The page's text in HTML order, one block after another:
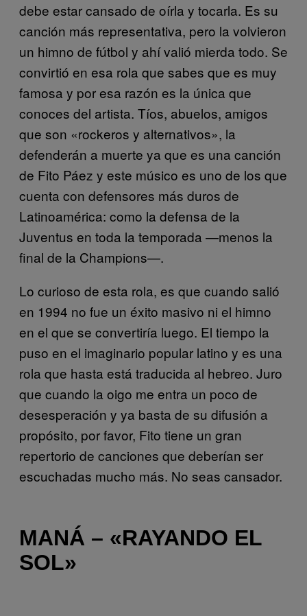
debe estar cansado de oírla y tocarla. Es su
canción más representativa, pero la volvieron
un himno de fútbol y ahí valió mierda todo. Se
convirtió en esa rola que sabes que es muy
famosa y por esa razón es la única que
conoces del artista. Tíos, abuelos, amigos
que son «rockeros y alternativos», la
defenderán a muerte ya que es una canción
de Fito Páez y este músico es uno de los que
cuenta con defensores más duros de
Latinoamérica: como la defensa de la
Juventus en toda la temporada —menos la
final de la Champions—.
Lo curioso de esta rola, es que cuando salió
en 1994 no fue un éxito masivo ni el himno
en el que se convertiría luego. El tiempo la
puso en el imaginario popular latino y es una
rola que hasta está traducida al hebreo. Juro
que cuando la oigo me entra un poco de
desesperación y ya basta de su difusión a
propósito, por favor, Fito tiene un gran
repertorio de canciones que deberían ser
escuchadas mucho más. No seas cansador.
MANÁ – «RAYANDO EL
SOL»